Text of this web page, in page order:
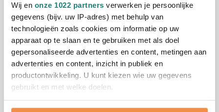
Wij en onze 1022 partners verwerken je persoonlijke
gegevens (bijv. uw IP-adres) met behulp van
technologieën zoals cookies om informatie op uw
apparaat op te slaan en te gebruiken met als doel
gepersonaliseerde advertenties en content, metingen aan
advertenties en content, inzicht in publiek en
productontwikkeling. U kunt kiezen wie uw gegevens
gebruikt en met welke doelen.
Als u het toestaat, willen we ook graag:
verschillende opties voor het personaliseren:
Met je bedrijfslogo in één of meerdere kleuren
Met een speciale tekst of slogan
Als onderdeel van een breder promotiepakket
Gratis digitaal voorbeeld van je bedrukte pin
Benieuwd hoe jouw logo of ontwerp eruit zal zien op
onze metalen pin? Vraag kosteloos een digitaal